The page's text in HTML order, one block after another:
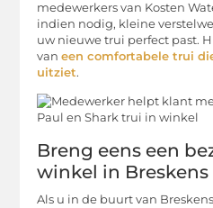
medewerkers van Kosten
indien nodig, kleine
uw nieuwe trui perfect past.
vaneen comfortabele trui
uitziet.
Breng eens een
winkel in Breskens
Als u in de buurt van